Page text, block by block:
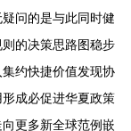
问的是与此同时健
的决策思路图稳步
约快捷价值发现协
成必促进华夏政策
更多新全球范例嵌